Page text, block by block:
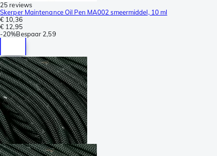
25 reviews
Skerper Maintenance Oil Pen MA002 smeermiddel, 10 ml
€ 10,36
€ 12,95
-20%Bespaar 2,59